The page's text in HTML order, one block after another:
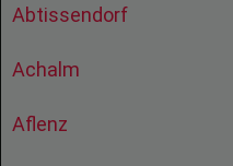
Abtissendorf
Achalm
Aflenz